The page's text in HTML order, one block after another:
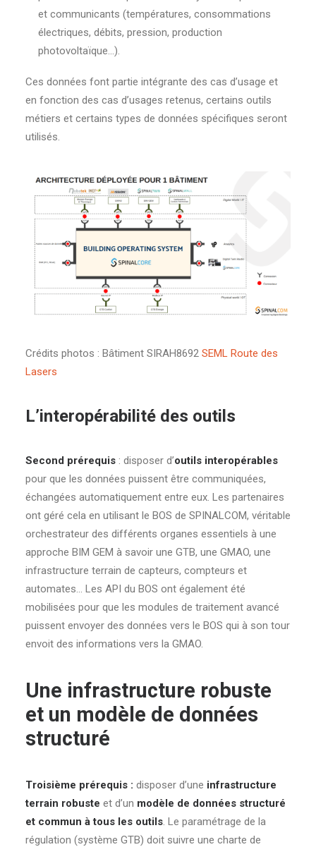
et communicants (températures, consommations
électriques, débits, pression, production
photovoltaïque…).
Ces données font partie intégrante des cas d’usage et
en fonction des cas d’usages retenus, certains outils
métiers et certains types de données spécifiques seront
utilisés.
Crédits photos : Bâtiment SIRAH8692 SEML Route des
Lasers
L’interopérabilité des outils
Second prérequis : disposer d’outils interopérables
pour que les données puissent être communiquées,
échangées automatiquement entre eux. Les partenaires
ont géré cela en utilisant le BOS de SPINALCOM, véritable
orchestrateur des différents organes essentiels à une
approche BIM GEM à savoir une GTB, une GMAO, une
infrastructure terrain de capteurs, compteurs et
automates… Les API du BOS ont également été
mobilisées pour que les modules de traitement avancé
puissent envoyer des données vers le BOS qui à son tour
envoit des informations vers la GMAO.
Une infrastructure robuste
et un modèle de données
structuré
Troisième prérequis : disposer d’une infrastructure
terrain robuste et d’un modèle de données structuré
et commun à tous les outils. Le paramétrage de la
régulation (système GTB) doit suivre une charte de